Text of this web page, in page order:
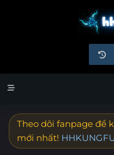
Theo dõi fanpage để
mới nhất!